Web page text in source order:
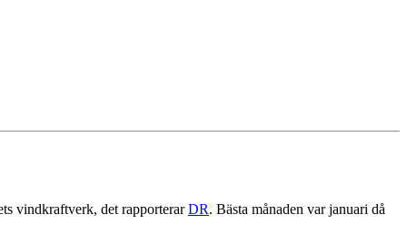
vindkraftverk, det rapporterarDR. Bästa månaden var januari då